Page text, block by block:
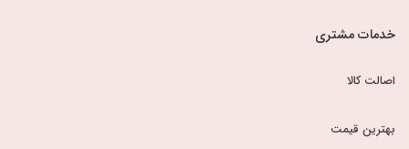
خدمات مشتری
اصالت کالا
بهترین قیمت